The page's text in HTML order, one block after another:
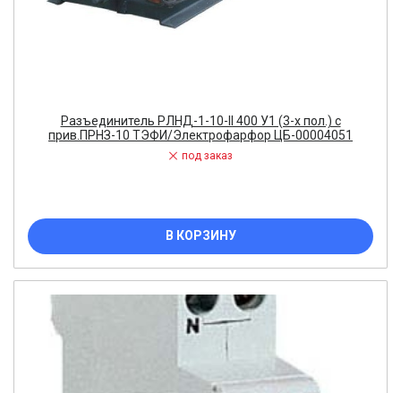
Разъединитель РЛНД-1-10-II 400 У1 (3-х пол.) с
прив.ПРНЗ-10 ТЭФИ/Электрофарфор ЦБ-00004051
под заказ
В КОРЗИНУ